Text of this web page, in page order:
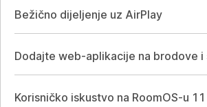
Bežično dijeljenje uz AirPlay
Dodajte web-aplikacije na brodove i
Korisničko iskustvo na RoomOS-u 11